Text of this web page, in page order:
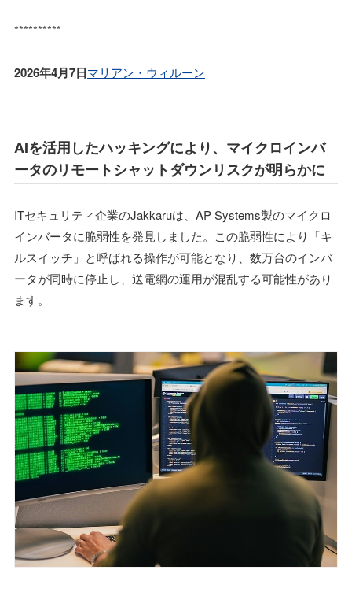
**********
2026年4月7日マリアン・ウィルーン
AIを活用したハッキングにより、マイクロインバ
ータのリモートシャットダウンリスクが明らかに
ITセキュリティ企業のJakkaruは、AP Systems製のマイクロ
インバータに脆弱性を発見しました。この脆弱性により「キ
ルスイッチ」と呼ばれる操作が可能となり、数万台のインバ
ータが同時に停止し、送電網の運用が混乱する可能性があり
ます。